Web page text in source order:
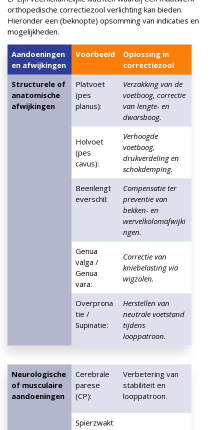
orthopedische correctiezool verlichting kan bieden.
Hieronder een (beknopte) opsomming van indicaties en
mogelijkheden.
Aandoeningen
en afwijkingen
Voorbeeld
Oplossing in
correctiezool
Structurele of
anatomische
afwijkingen
Platvoet
(pes
planus):
Verzakking van de
voetboog, correctie
van lengte- en
dwarsboog.
Holvoet
(pes
cavus):
Verhoogde
voetboog,
drukverdeling en
schokdemping.
Beenlengt
everschil:
Compensatie ter
preventie van
bekken- en
wervelkolomafwijki
ngen.
Genua
valga /
Genua
vara:
Correctie van
kniebelasting via
wigzolen.
Overprona
tie /
Supinatie:
Herstellen van
neutrale voetstand
tijdens
looppatroon.
Neurologische
of musculaire
aandoeningen
Cerebrale
parese
(CP):
Verbetering van
stabiliteit en
looppatroon.
Spierzwakt